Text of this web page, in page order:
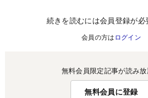
続きを読むには会員登録が必
会員の方は ログイン
無料会員限定記事が読み放
無料会員に登録